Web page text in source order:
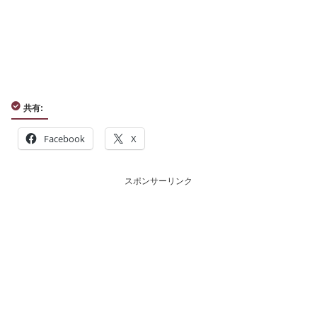
共有:
Facebook X
スポンサーリンク